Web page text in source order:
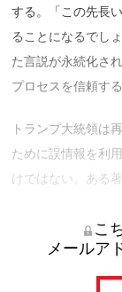
する。「この先長
ることになるでし
た言説が永続化さ
プロセスを信頼す
トランプ大統領は
ために誤情報を利
けではない。ある
こ
メールア